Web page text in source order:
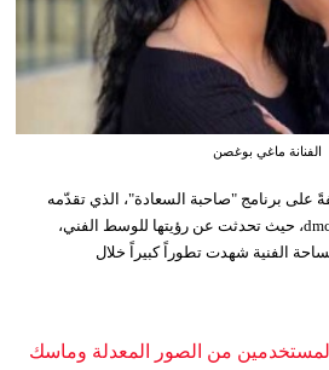
الفنانة ماغي بوغصن
على برنامج "صاحبة السعادة"، الذي تقدّمه
الفنانة إسعاد يونس على قناة dmc، حيث تحدثت عن رؤيتها للوسط الفني،
الفنية شهدت تطوراً كبيراً خلال
من الصور المعدلة وماسك